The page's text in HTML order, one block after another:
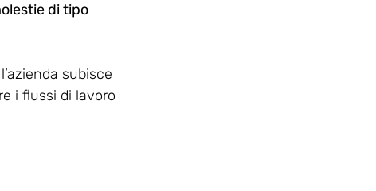
di tipo
subisce
i flussi di lavoro